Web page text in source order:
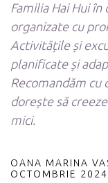
Familia Hai Hui
organizate cu
Activitățile și
planificate și
Recomandăm cu
dorește să
mici.
OANA MARINA
OCTOMBRIE 2024